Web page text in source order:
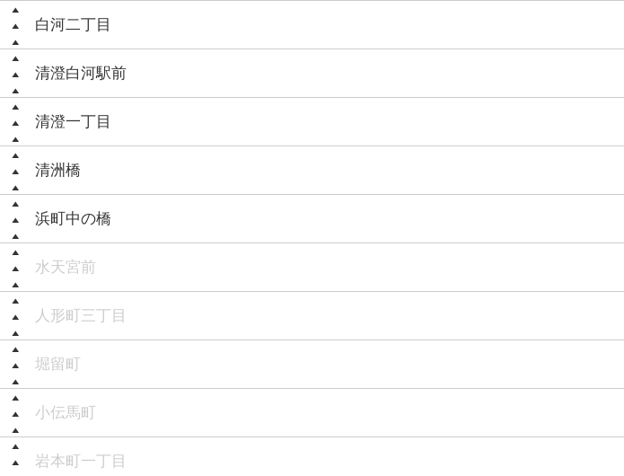
白河二丁目
清澄白河駅前
清澄一丁目
清洲橋
浜町中の橋
水天宮前
人形町三丁目
堀留町
小伝馬町
岩本町一丁目